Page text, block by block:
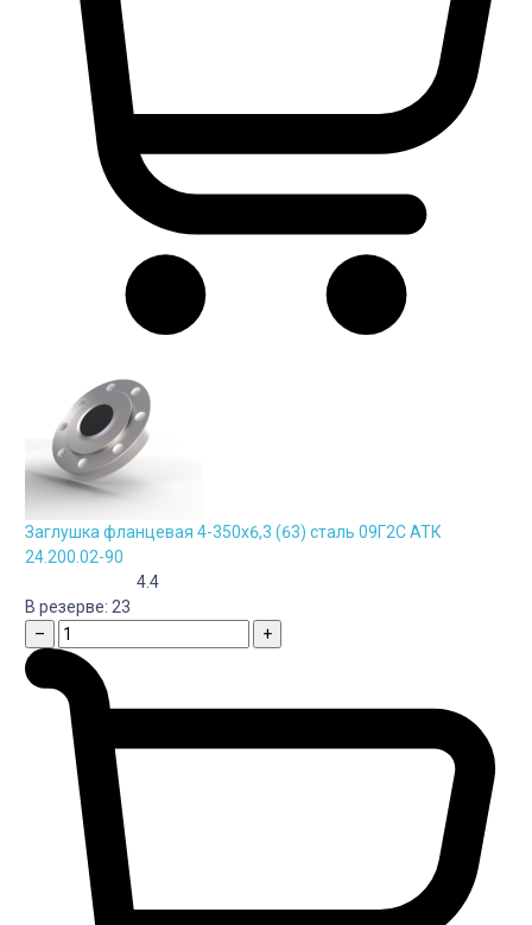
Заглушка фланцевая 4-350х6,3 (63) сталь 09Г2С АТК
24.200.02-90
4.4
В резерве: 23
–
+